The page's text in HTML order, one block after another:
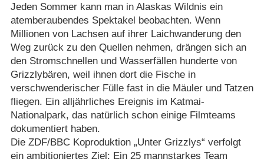
Jeden Sommer kann man in Alaskas Wildnis ein
atemberaubendes Spektakel beobachten. Wenn
Millionen von Lachsen auf ihrer Laichwanderung den
Weg zurück zu den Quellen nehmen, drängen sich an
den Stromschnellen und Wasserfällen hunderte von
Grizzlybären, weil ihnen dort die Fische in
verschwenderischer Fülle fast in die Mäuler und Tatzen
fliegen. Ein alljährliches Ereignis im Katmai-
Nationalpark, das natürlich schon einige Filmteams
dokumentiert haben.
Die ZDF/​BBC Koproduktion „Unter Grizzlys“ verfolgt
ein ambitioniertes Ziel: Ein 25 mannstarkes Team